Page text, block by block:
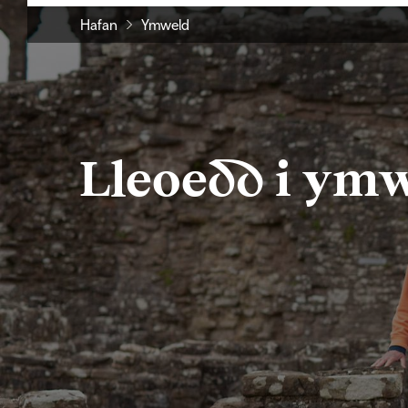
Hafan Ymweld
Lleoedd i